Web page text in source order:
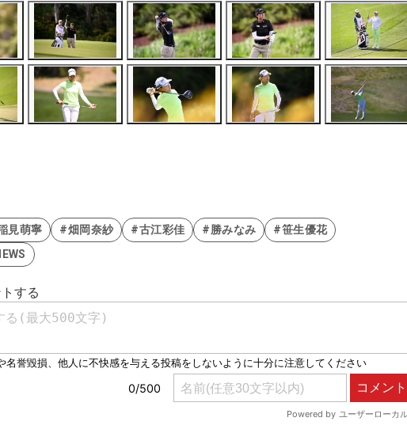
見萌寧 #畑岡奈紗 #古江彩佳 #勝みなみ
#笹生優花